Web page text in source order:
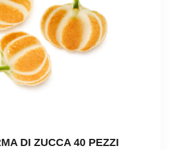
DI ZUCCA 40 PEZZI